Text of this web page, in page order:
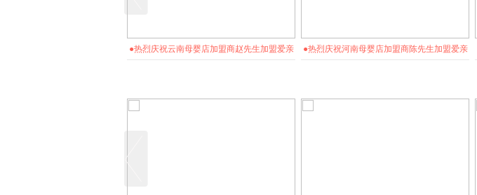
●热烈庆祝云南母婴店加盟商赵先生加盟爱亲 ●热烈庆祝河南母婴店加盟商陈先生加盟爱亲